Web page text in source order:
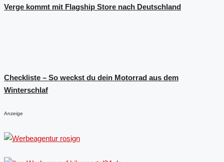
Verge kommt mit Flagship Store nach Deutschland
Checkliste – So weckst du dein Motorrad aus dem
Winterschlaf
Anzeige